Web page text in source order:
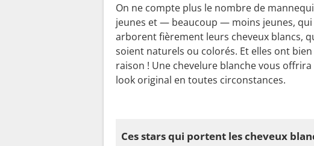
On ne compte plus le nombre de
jeunes et — beaucoup — moins jeunes, qui
arborent fièrement leurs cheveux blancs,
soient naturels ou colorés. Et elles ont bien
raison ! Une chevelure blanche vous offrira
look original en toutes circonstances.
Ces stars qui portent les cheveux